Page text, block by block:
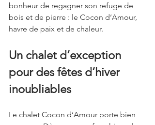
bonheur de regagner son refuge de
bois et de pierre : le Cocon d’Amour,
havre de paix et de chaleur.
Un chalet d’exception
pour des fêtes d’hiver
inoubliables
Le chalet Cocon d’Amour porte bien